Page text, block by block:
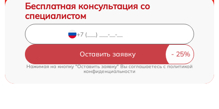
Бесплатная консультация со
специалистом
Оставить заявку
Нажимая на кнопку "Оставить заявку" Вы соглашаетесь c политикой
конфиденциальности